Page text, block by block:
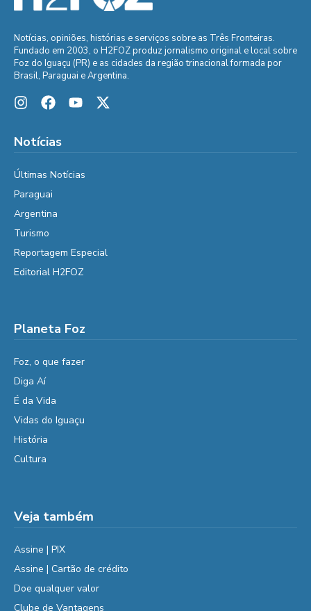
Notícias, opiniões, histórias e serviços sobre as Três Fronteiras.
Fundado em 2003, o H2FOZ produz jornalismo original e local sobre
Foz do Iguaçu (PR) e as cidades da região trinacional formada por
Brasil, Paraguai e Argentina.
Notícias
Últimas Notícias
Paraguai
Argentina
Turismo
Reportagem Especial
Editorial H2FOZ
Planeta Foz
Foz, o que fazer
Diga Aí
É da Vida
Vidas do Iguaçu
História
Cultura
Veja também
Assine | PIX
Assine | Cartão de crédito
Doe qualquer valor
Clube de Vantagens